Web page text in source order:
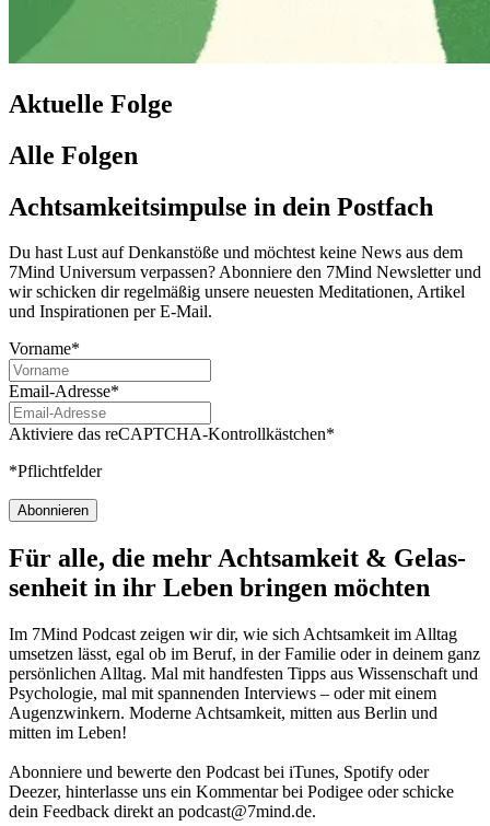
Aktuelle Folge
Alle Folgen
Achtsamkeitsimpulse in dein Postfach
Du hast Lust auf Denkanstöße und möchtest keine News aus dem
7Mind Universum verpassen? Abon­niere den 7Mind News­let­ter und
wir schicken dir regelmäßig unsere neuesten Meditationen, Artikel
und Inspirationen per E-Mail.
Vorname*
Email-Adresse*
Aktiviere das reCAPTCHA-Kontrollkästchen*
*Pflichtfelder
Abonnieren
Für alle, die mehr Acht­sam­keit & Gelas­
sen­heit in ihr Leben brin­gen möch­ten
Im 7Mind Pod­cast zeigen wir dir, wie sich Acht­sam­keit im Alltag
umset­zen lässt, egal ob im Beruf, in der Fami­lie oder in deinem ganz
per­sön­li­chen Alltag. Mal mit hand­fes­ten Tipps aus Wis­sen­schaft und
Psy­cho­lo­gie, mal mit spannenden Interviews – oder mit einem
Augen­zwin­kern. Moderne Acht­sam­keit, mitten aus Berlin und
mitten im Leben!
Abon­niere und bewerte den Pod­cast bei iTunes, Spo­tify oder
Deezer, hin­ter­lasse uns ein Kom­men­tar bei Podigee oder schi­cke
dein Feed­back direkt an podcast@​7​mind.​de.